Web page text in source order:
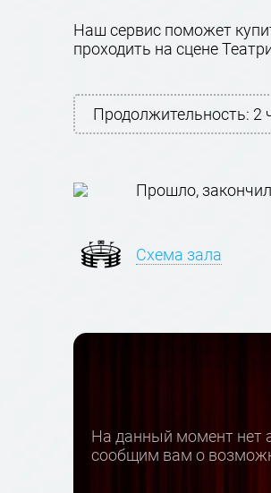
Наш сервис поможет
проходить на сцене
Продолжительность: 2
Прошло,
Схема зала
На данный момент нет
сообщим вам о